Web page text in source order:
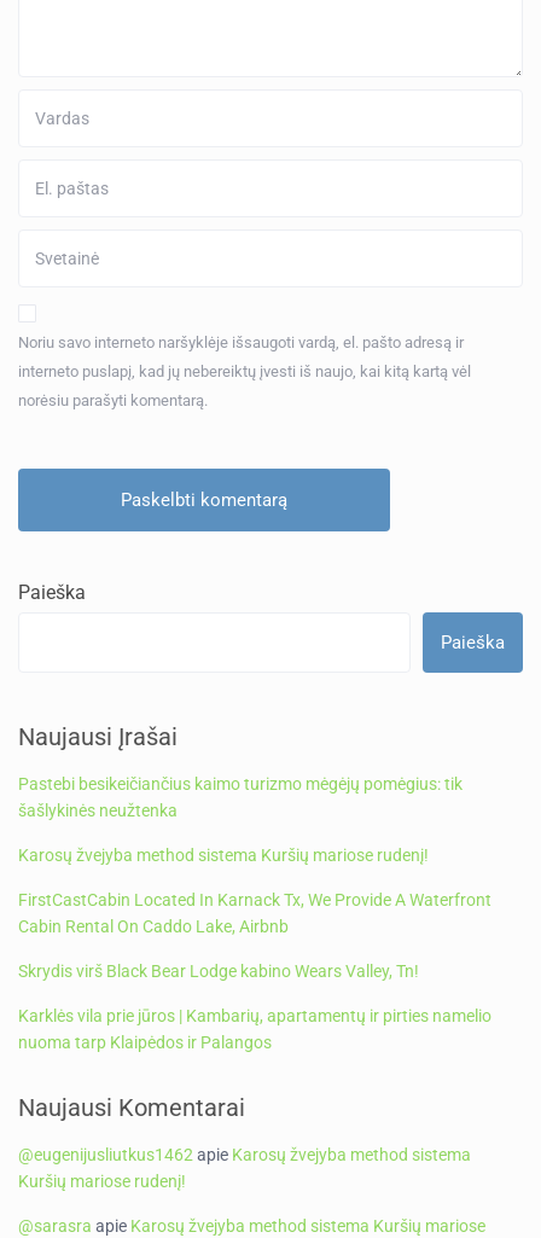
Noriu savo interneto naršyklėje išsaugoti vardą, el. pašto adresą ir
interneto puslapį, kad jų nebereiktų įvesti iš naujo, kai kitą kartą vėl
norėsiu parašyti komentarą.
Paieška
Paieška
Naujausi Įrašai
Pastebi besikeičiančius kaimo turizmo mėgėjų pomėgius: tik
šašlykinės neužtenka
Karosų žvejyba method sistema Kuršių mariose rudenį!
FirstCastCabin Located In Karnack Tx, We Provide A Waterfront
Cabin Rental On Caddo Lake, Airbnb
Skrydis virš Black Bear Lodge kabino Wears Valley, Tn!
Karklės vila prie jūros | Kambarių, apartamentų ir pirties namelio
nuoma tarp Klaipėdos ir Palangos
Naujausi Komentarai
@eugenijusliutkus1462 apie Karosų žvejyba method sistema
Kuršių mariose rudenį!
@sarasra apie Karosų žvejyba method sistema Kuršių mariose